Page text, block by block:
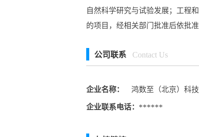
自然科学研究与试验发展；工程
的项目，经相关部门批准后依批
公司联系 Contact Us
企业名称： 鸿数至（北京）科技
企业联系电话： ******